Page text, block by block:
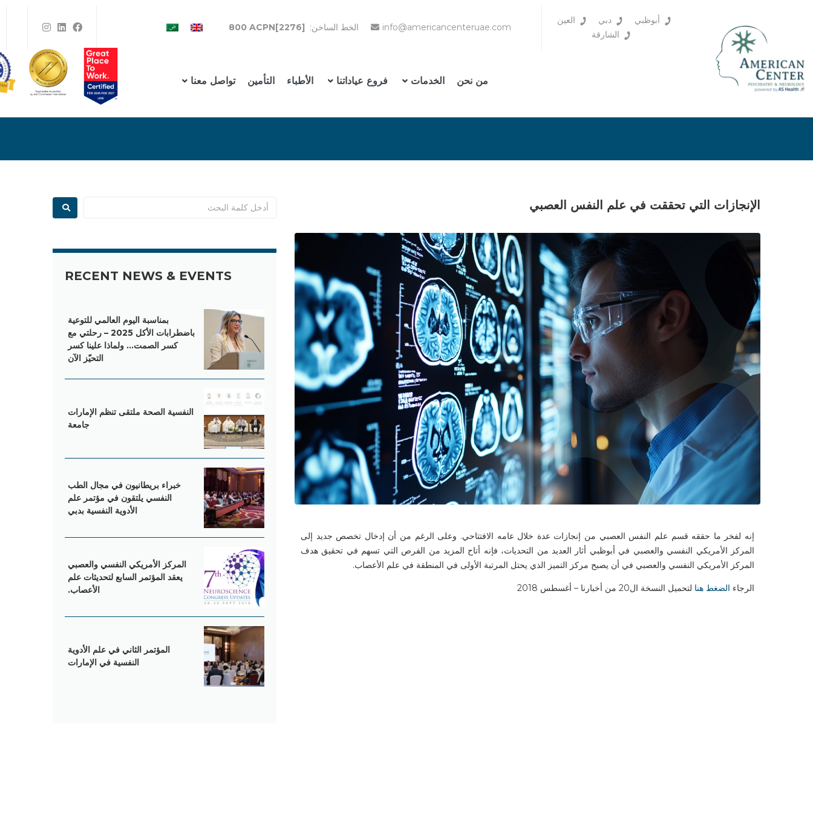
أبوظبي دبي
العين
الشارقة
info@americancenteruae.com الخط الساخن:800 ACPN[2276]
من نحن الخدمات فروع عياداتنا الأطباء التأمين تواصل معنا
الإنجازات التي تحققت في علم النفس العصبي
إنه لفخر ما حققه قسم علم النفس العصبي من إنجازات عدة خلال عامه الافتتاحي. وعلى الرغم من أن إدخال تخصص جديد إلى
المركز الأمريكي النفسي والعصبي في أبوظبي أثار العديد من التحديات، فإنه أتاح المزيد من الفرص التي تسهم في تحقيق هدف
المركز الأمريكي النفسي والعصبي في أن يصبح مركز التميز الذي يحتل المرتبة الأولى في المنطقة في علم الأعصاب.
الرجاء الضغط هنا لتحميل النسخة ال20 من أخبارنا – أغسطس 2018
RECENT NEWS & EVENTS
بمناسبة اليوم العالمي للتوعية
باضطرابات الأكل 2025 – رحلتي مع
كسر الصمت… ولماذا علينا كسر
التحيّز الآن
‌النفسية‌‌ ‌‌الصحة‌‌ ‌‌ملتقى‌‌ ‌‌تنظم‌‌ ‌‌الإمارات‌‌
‌‌جامعة‌
خبراء بریطانیون في مجال الطب
النفسي یلتقون في مؤتمر علم
الأدویة النفسیة بدبي
المرکز الأمریکي النفسي والعصبي
یعقد المؤتمر السابع لتحدیثات علم
الأعصاب.
المؤتمر الثاني في علم الأدوية
النفسية في الإمارات